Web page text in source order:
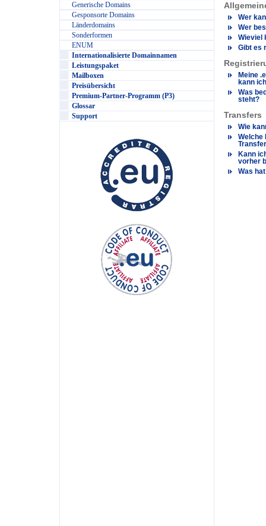
Generische Domains
Gesponsorte Domains
Länderdomains
Sonderformen
ENUM
Internationalisierte Domainnamen
Leistungspaket
Mailboxen
Preisübersicht
Premium-Partner-Programm (P3)
Glossar
Support
Wer
Wer
Wieviel
Gibt es
Meine
kann
Was
steht?
Transfers
Wie
Welche
Kann
vorher
Was